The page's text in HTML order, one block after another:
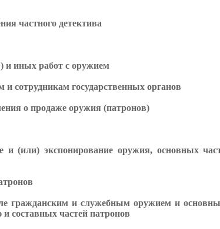
частного детектива
и иных работ с оружием
сотрудникам государственных органов
о продаже оружия (патронов)
(или) экспонирование оружия, основных
гражданским и служебным оружием и
составных частей патронов